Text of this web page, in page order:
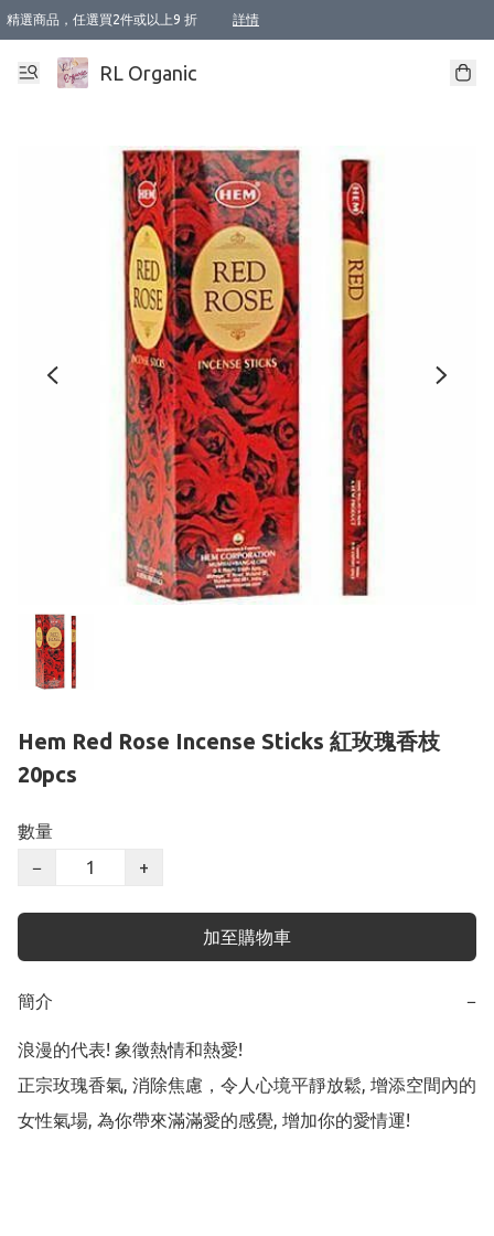
精選商品，任選買2件或以上9 折 詳情
XI周年優惠【新品自由選2件88折/3件85折】
XI周年優惠【Chakra 脈輪平衡自由選2件9折/3件85折/5件8折】
Florame 肌底自由選 2支9折 3支85折
XI周年優惠【蟲蟲退散 · 防衛結界﹞系列2件9折】
Sunki 任選2件95折
BIOFFICINA TOSCANA 任選2支9折 3支85折
Lamav 任選1件9折 2件85折
Mukti Organics 指定產品任選1件9折, 2件88折 3件85折
Intelligent Nutrients Skincare 任選2件9折
deodorant 任選2件88折
化妝品 任選2件95折
XI周年優惠【身心靈單品 任選2件9折/3件85折/5件8折】
XI周年優惠 【精油/香水 任選2件9折/3件85折/5件8折】
XI周年優惠【「關節到肌膚」全效養護 BODY OIL 組2件88折/3件85折】
XI周年優惠【夏日有機物理防曬套裝2件88折】
XI周年優惠【夏日潔面隨意選2件88折/3件85折】
XI周年優惠【逆齡奇蹟抗氧 11 自由選2件88折/3件85折/4件或以上8折】
新會員首次購物即享全單 95 折優惠！
成為VIP / VVIP 可享有生日月現金扣減獎賞優惠 !! 記得去賬户資料填上生日日期啦 !
選用順豐速運，滿$500 免運費
本地速遞 京東 送住宅/ 工商地址 $400 免運費
澳門訂單選用順豐速運，滿$800 免運費
RL Organic
Hem Red Rose Incense Sticks 紅玫瑰香枝
20pcs
數量
−
+
加至購物車
簡介 −
浪漫的代表! 象徵熱情和熱愛!
正宗玫瑰香氣, 消除焦慮，令人心境平靜放鬆, 增添空間內的
女性氣場, 為你帶來滿滿愛的感覺, 增加你的愛情運!